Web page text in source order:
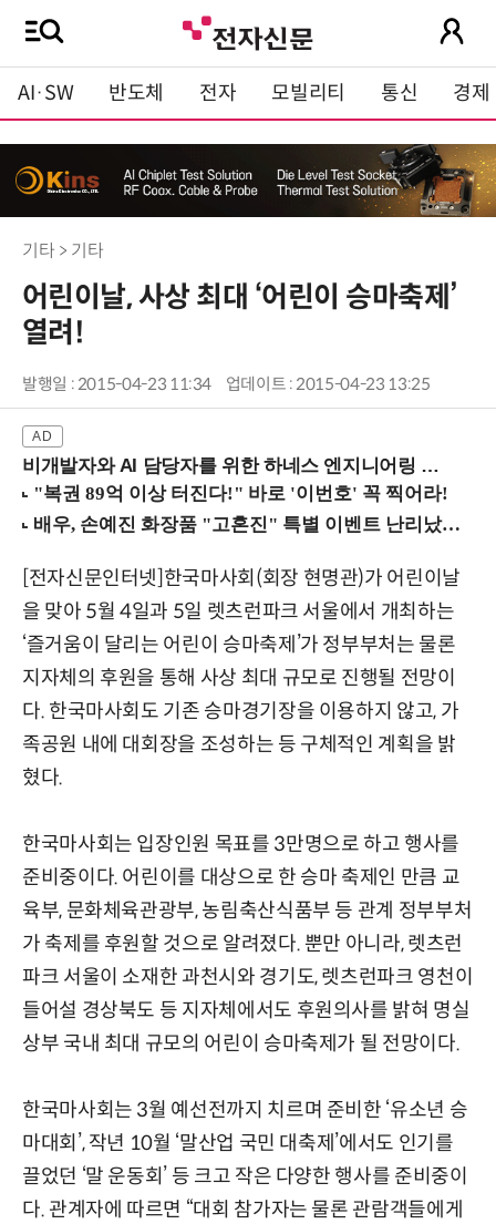
AI·SW 반도체 전자 모빌리티 통신 경제
기타 > 기타
어린이날, 사상 최대 ‘어린이 승마축제’
열려!
발행일 : 2015-04-23 11:34 업데이트 : 2015-04-23 13:25
비개발자와 AI 담당자를 위한 하네스 엔지니어링 입문과정 (8/20 신논현역)
[전자신문인터넷]한국마사회(회장 현명관)가 어린이날
을 맞아 5월 4일과 5일 렛츠런파크 서울에서 개최하는
‘즐거움이 달리는 어린이 승마축제’가 정부부처는 물론
지자체의 후원을 통해 사상 최대 규모로 진행될 전망이
다. 한국마사회도 기존 승마경기장을 이용하지 않고, 가
족공원 내에 대회장을 조성하는 등 구체적인 계획을 밝
혔다.
한국마사회는 입장인원 목표를 3만명으로 하고 행사를
준비중이다. 어린이를 대상으로 한 승마 축제인 만큼 교
육부, 문화체육관광부, 농림축산식품부 등 관계 정부부처
가 축제를 후원할 것으로 알려졌다. 뿐만 아니라, 렛츠런
파크 서울이 소재한 과천시와 경기도, 렛츠런파크 영천이
들어설 경상북도 등 지자체에서도 후원의사를 밝혀 명실
상부 국내 최대 규모의 어린이 승마축제가 될 전망이다.
한국마사회는 3월 예선전까지 치르며 준비한 ‘유소년 승
마대회’, 작년 10월 ‘말산업 국민 대축제’에서도 인기를
끌었던 ‘말 운동회’ 등 크고 작은 다양한 행사를 준비중이
다. 관계자에 따르면 “대회 참가자는 물론 관람객들에게